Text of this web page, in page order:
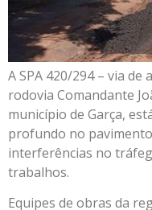
A SPA 420/294 – via de
rodovia Comandante
município de Garça,
profundo no
interferências no
trabalhos.
Equipes de obras da